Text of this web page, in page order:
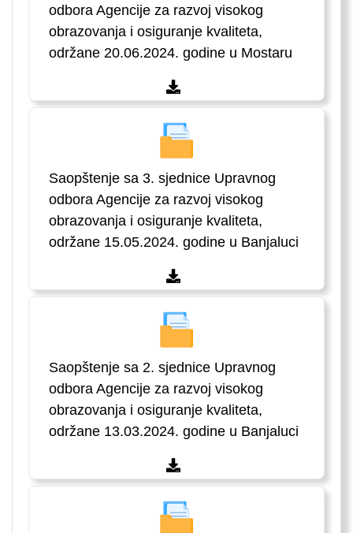
odbora Agencije za razvoj visokog
obrazovanja i osiguranje kvaliteta,
održane 20.06.2024. godine u Mostaru
Saopštenje sa 3. sjednice Upravnog
odbora Agencije za razvoj visokog
obrazovanja i osiguranje kvaliteta,
održane 15.05.2024. godine u Banjaluci
Saopštenje sa 2. sjednice Upravnog
odbora Agencije za razvoj visokog
obrazovanja i osiguranje kvaliteta,
održane 13.03.2024. godine u Banjaluci